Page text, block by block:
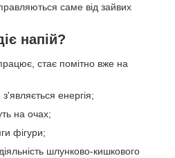
саме від зайвих
напій?
стає помітно вже на
енергія;
на очах;
фігури;
шлунково-кишкового